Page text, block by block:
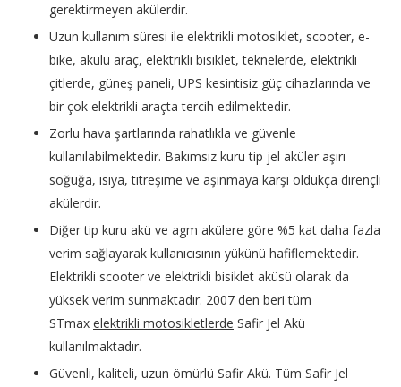
gerektirmeyen akülerdir.
Uzun kullanım süresi ile elektrikli motosiklet, scooter, e-
bike, akülü araç, elektrikli bisiklet, teknelerde, elektrikli
çitlerde, güneş paneli, UPS kesintisiz güç cihazlarında ve
bir çok elektrikli araçta tercih edilmektedir.
Zorlu hava şartlarında rahatlıkla ve güvenle
kullanılabilmektedir. Bakımsız kuru tip jel aküler aşırı
soğuğa, ısıya, titreşime ve aşınmaya karşı oldukça dirençli
akülerdir.
Diğer tip kuru akü ve agm akülere göre %5 kat daha fazla
verim sağlayarak kullanıcısının yükünü hafiflemektedir.
Elektrikli scooter ve elektrikli bisiklet aküsü olarak da
yüksek verim sunmaktadır. 2007 den beri tüm
STmax elektrikli motosikletlerde Safir Jel Akü
kullanılmaktadır.
Güvenli, kaliteli, uzun ömürlü Safir Akü. Tüm Safir Jel